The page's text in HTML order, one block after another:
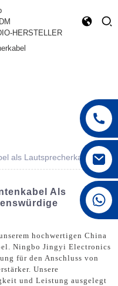
HERSTELLER
+86 15168592711
als Lautsprecherkabel
Als
hochwertigen China
Ningbo Jingyi Electronics
für den Anschluss von
Unsere
und Leistung ausgelegt